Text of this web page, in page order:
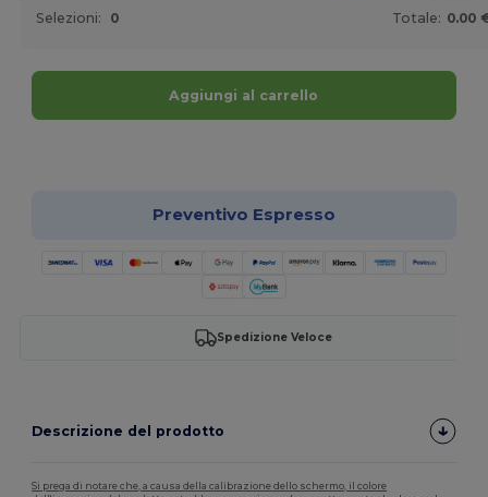
Selezioni: 0 Totale: 0.00
Aggiungi al carrello
Preventivo Espresso
Spedizione Veloce
Descrizione del prodotto
Si prega di notare che, a causa della calibrazione dello schermo, il colore